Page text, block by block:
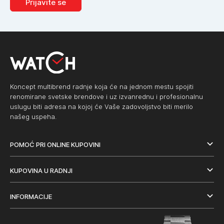
Prijavite se
Koncept multibrend radnje koja će na jednom mestu spojiti
renomirane svetske brendove i uz izvanrednu i profesionalnu
uslugu biti adresa na kojoj će Vaše zadovoljstvo biti merilo
našeg uspeha.
POMOĆ PRI ONLINE KUPOVINI
KUPOVINA U RADNJI
INFORMACIJE